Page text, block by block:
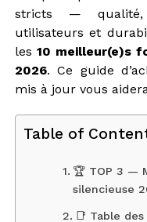
stricts — qualité,
utilisateurs et
les 10 meilleur(e)s
2026. Ce guide
mis à jour vous
Table of
🏆 TOP 3 —
silencieuse
📑 Table